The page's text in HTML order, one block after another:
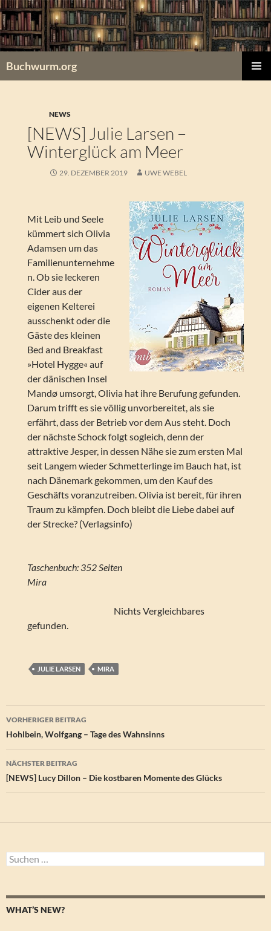
Zum
Inhalt
springen
Buchwurm.org
NEWS
[NEWS] Julie Larsen –
Winterglück am Meer
29. DEZEMBER 2019 UWE WEBEL
Mit Leib und Seele
kümmert sich Olivia
Adamsen um das
Familienunternehme
n. Ob sie leckeren
Cider aus der
eigenen Kelterei
ausschenkt oder die
Gäste des kleinen
Bed and Breakfast
»Hotel Hygge« auf
der dänischen Insel
Mandø umsorgt, Olivia hat ihre Berufung gefunden.
Darum trifft es sie völlig unvorbereitet, als sie
erfährt, dass der Betrieb vor dem Aus steht. Doch
der nächste Schock folgt sogleich, denn der
attraktive Jesper, in dessen Nähe sie zum ersten Mal
seit Langem wieder Schmetterlinge im Bauch hat, ist
nach Dänemark gekommen, um den Kauf des
Geschäfts voranzutreiben. Olivia ist bereit, für ihren
Traum zu kämpfen. Doch bleibt die Liebe dabei auf
der Strecke? (Verlagsinfo)
Taschenbuch: 352 Seiten
Mira
Nichts Vergleichbares
gefunden.
JULIE LARSEN MIRA
Beitragsnavigation
VORHERIGER BEITRAG
Hohlbein, Wolfgang – Tage des Wahnsinns
NÄCHSTER BEITRAG
[NEWS] Lucy Dillon – Die kostbaren Momente des Glücks
Suchen
nach:
WHAT’S NEW?